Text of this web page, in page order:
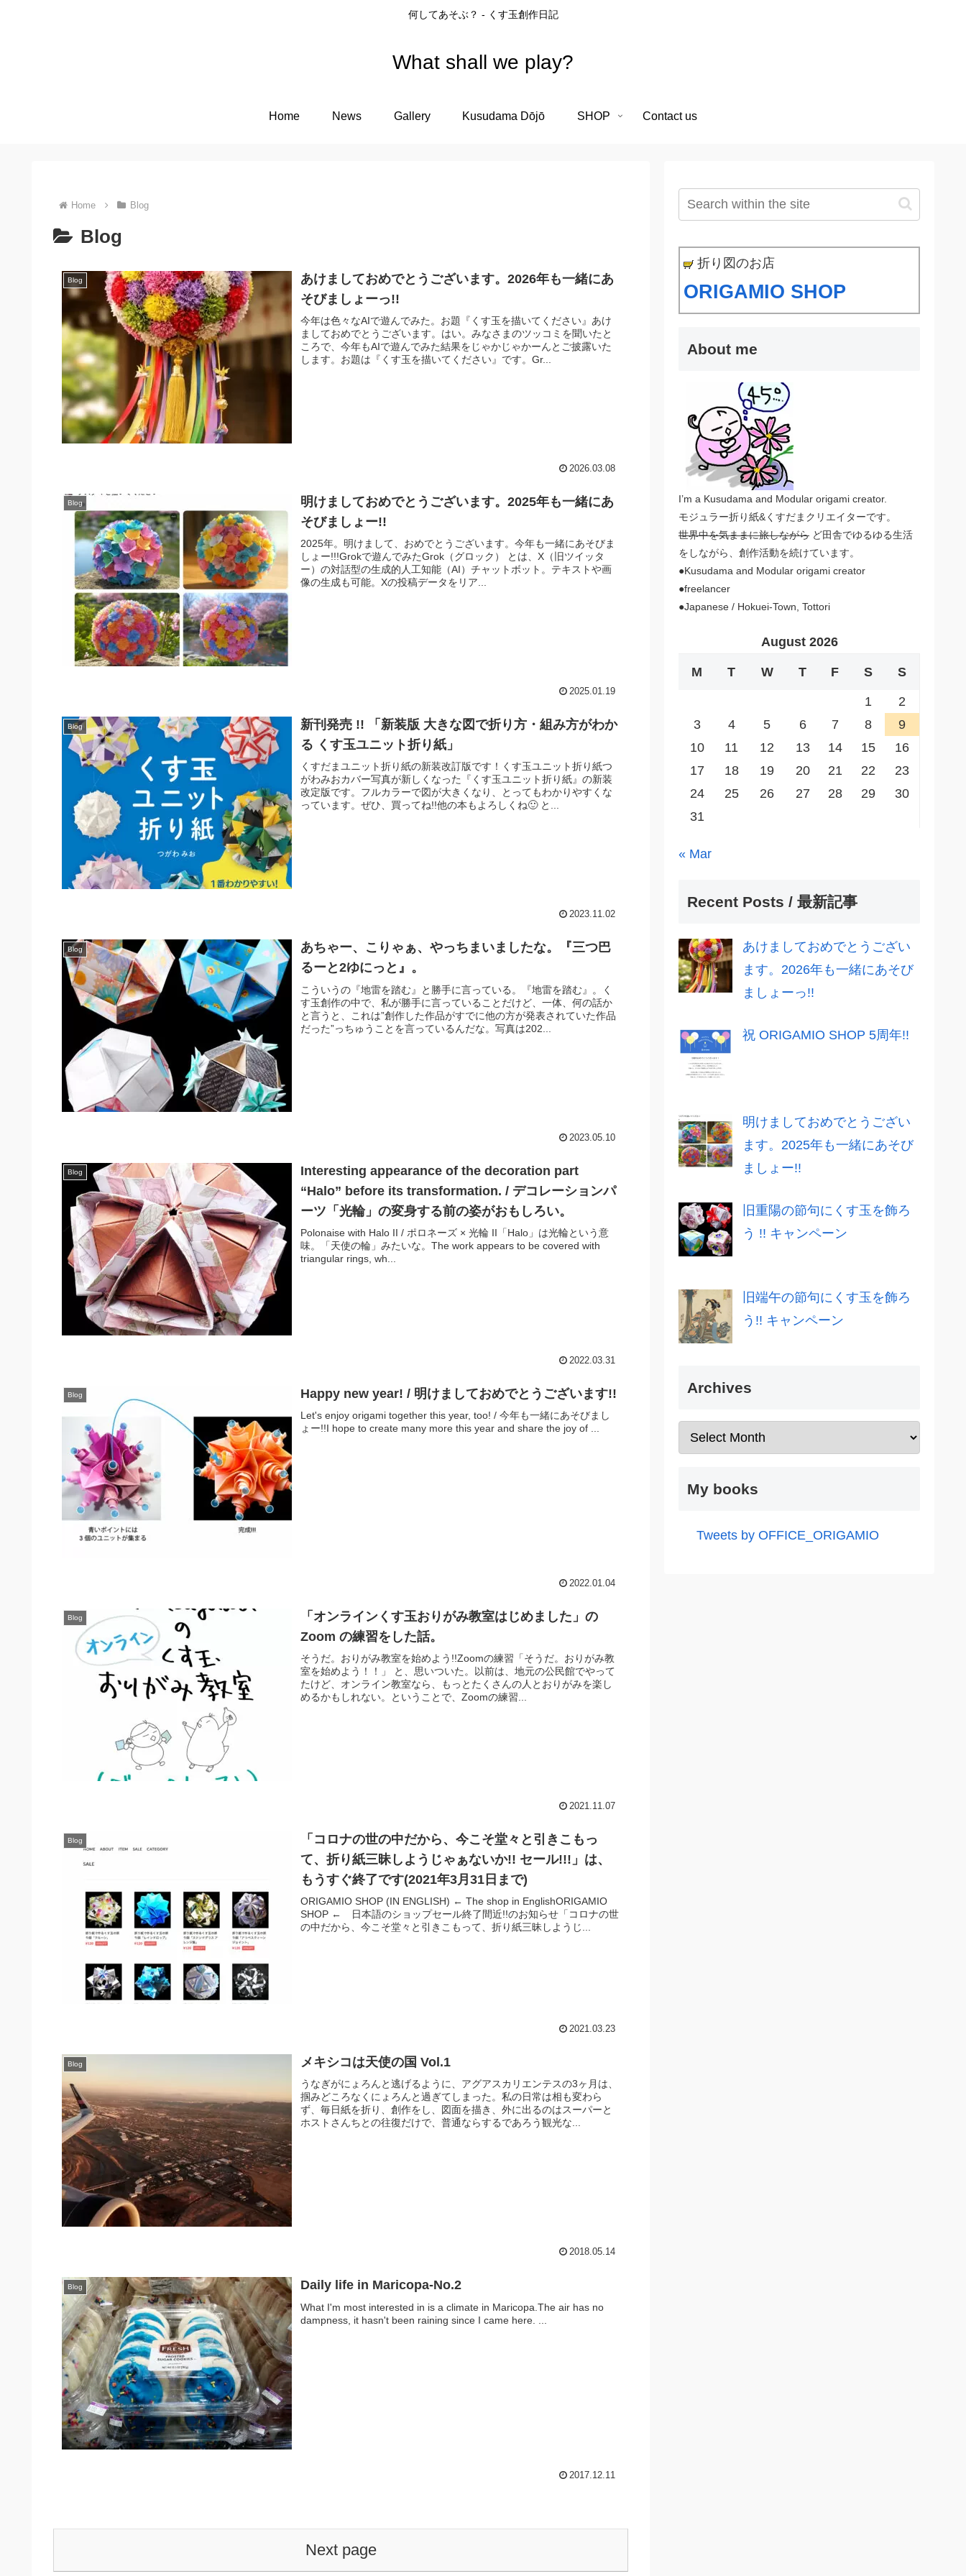
何してあそぶ？ - くす玉創作日記
What shall we play?
Home News Gallery Kusudama Dōjō SHOP Contact us
Home Blog
Blog
Blog
あけましておめでとうございます。2026年も一緒にあ
そびましょーっ!!
今年は色々なAIで遊んでみた。お題『くす玉を描いてください』あけ
ましておめでとうございます。はい。みなさまのツッコミを聞いたと
ころで、今年もAIで遊んでみた結果をじゃかじゃかーんとご披露いた
します。お題は『くす玉を描いてください』です。Gr...
2026.03.08
Blog
明けましておめでとうございます。2025年も一緒にあ
そびましょー!!
2025年。明けまして、おめでとうございます。今年も一緒にあそびま
しょー!!!Grokで遊んでみたGrok（グロック） とは、X（旧ツイッタ
ー）の対話型の生成的人工知能（AI）チャットボット。テキストや画
像の生成も可能。Xの投稿データをリア...
2025.01.19
Blog
新刊発売 !! 「新装版 大きな図で折り方・組み方がわか
る くす玉ユニット折り紙」
くすだまユニット折り紙の新装改訂版です！くす玉ユニット折り紙つ
がわみおカバー写真が新しくなった『くす玉ユニット折り紙』の新装
改定版です。フルカラーで図が大きくなり、とってもわかりやすくな
っています。ぜひ、買ってね!!他の本もよろしくね🙂 と...
2023.11.02
Blog
あちゃー、こりゃぁ、やっちまいましたな。『三つ巴
るーと2ゆにっと』。
こういうの『地雷を踏む』と勝手に言っている。『地雷を踏む』。く
す玉創作の中で、私が勝手に言っていることだけど、一体、何の話か
と言うと、これは”創作した作品がすでに他の方が発表されていた作品
だった”っちゅうことを言っているんだな。写真は202...
2023.05.10
Blog
Interesting appearance of the decoration part
“Halo” before its transformation. / デコレーションパ
ーツ「光輪」の変身する前の姿がおもしろい。
Polonaise with Halo II / ポロネーズ × 光輪 II「Halo」は光輪という意
味。「天使の輪」みたいな。The work appears to be covered with
triangular rings, wh...
2022.03.31
Blog Happy new year! / 明けましておめでとうございます!!
Let's enjoy origami together this year, too! / 今年も一緒にあそびまし
ょー!!I hope to create many more this year and share the joy of ...
2022.01.04
Blog
「オンラインくす玉おりがみ教室はじめました」の
Zoom の練習をした話。
そうだ。おりがみ教室を始めよう!!Zoomの練習「そうだ。おりがみ教
室を始めよう！！」 と、思いついた。以前は、地元の公民館でやって
たけど、オンライン教室なら、もっとたくさんの人とおりがみを楽し
めるかもしれない。ということで、Zoomの練習...
2021.11.07
Blog
「コロナの世の中だから、今こそ堂々と引きこもっ
て、折り紙三昧しようじゃぁないか!! セール!!!」は、
もうすぐ終了です(2021年3月31日まで)
ORIGAMIO SHOP (IN ENGLISH) ← The shop in EnglishORIGAMIO
SHOP ← 日本語のショップセール終了間近!!のお知らせ「コロナの世
の中だから、今こそ堂々と引きこもって、折り紙三昧しようじ...
2021.03.23
Blog メキシコは天使の国 Vol.1
うなぎがにょろんと逃げるように、アグアスカリエンテスの3ヶ月は、
掴みどころなくにょろんと過ぎてしまった。私の日常は相も変わら
ず、毎日紙を折り、創作をし、図面を描き、外に出るのはスーパーと
ホストさんちとの往復だけで、普通ならするであろう観光な...
2018.05.14
Blog Daily life in Maricopa-No.2
What I'm most interested in is a climate in Maricopa.The air has no
dampness, it hasn't been raining since I came here. ...
2017.12.11
Next page
折り図のお店
ORIGAMIO SHOP
About me
I’m a Kusudama and Modular origami creator.
モジュラー折り紙&くすだまクリエイターです。
世界中を気ままに旅しながら ど田舎でゆるゆる生活
をしながら、創作活動を続けています。
●Kusudama and Modular origami creator
●freelancer
●Japanese / Hokuei-Town, Tottori
August 2026
M T W T F S S
1
2
3
4 5 6 7 8
9
10
11 12 13 14 15
16
17
18 19 20 21 22
23
24
25 26 27 28 29
30
31
« Mar
Recent Posts / 最新記事
あけましておめでとうござい
ます。2026年も一緒にあそび
ましょーっ!!
祝 ORIGAMIO SHOP 5周年!!
明けましておめでとうござい
ます。2025年も一緒にあそび
ましょー!!
旧重陽の節句にくす玉を飾ろ
う !! キャンペーン
旧端午の節句にくす玉を飾ろ
う!! キャンペーン
Archives
My books
Tweets by OFFICE_ORIGAMIO